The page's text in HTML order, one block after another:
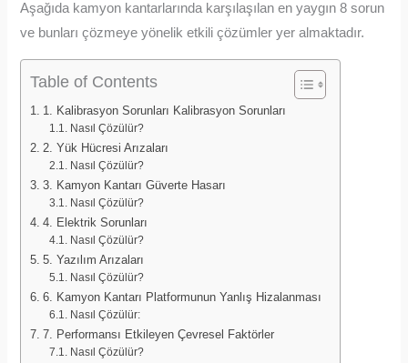
Aşağıda kamyon kantarlarında karşılaşılan en yaygın 8 sorun
ve bunları çözmeye yönelik etkili çözümler yer almaktadır.
Table of Contents
1. Kalibrasyon Sorunları Kalibrasyon Sorunları
Nasıl Çözülür?
2. Yük Hücresi Arızaları
Nasıl Çözülür?
3. Kamyon Kantarı Güverte Hasarı
Nasıl Çözülür?
4. Elektrik Sorunları
Nasıl Çözülür?
5. Yazılım Arızaları
Nasıl Çözülür?
6. Kamyon Kantarı Platformunun Yanlış Hizalanması
Nasıl Çözülür:
7. Performansı Etkileyen Çevresel Faktörler
Nasıl Çözülür?